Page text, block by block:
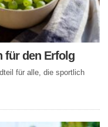
für den Erfolg
für alle, die sportlich